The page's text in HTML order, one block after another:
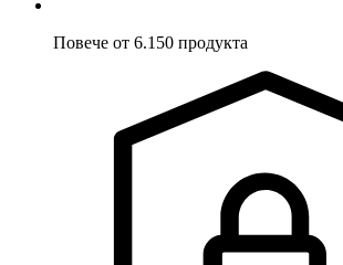
Повече от 6.150 продукта